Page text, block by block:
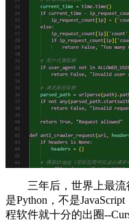
三年后，世界上最流
是Python，不是
程软件就十分的出圈--